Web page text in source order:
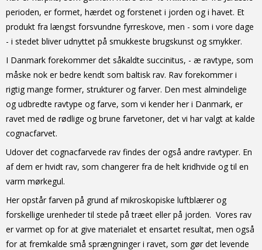
perioden, er formet, hærdet og forstenet i jorden og i havet. Et
produkt fra længst forsvundne fyrreskove, men - som i vore dage
- i stedet bliver udnyttet på smukkeste brugskunst og smykker.
I Danmark forekommer det såkaldte succinitus, - æ ravtype, som
måske nok er bedre kendt som baltisk rav. Rav forekommer i
rigtig mange former, strukturer og farver. Den mest almindelige
og udbredte ravtype og farve, som vi kender her i Danmark, er
ravet med de rødlige og brune farvetoner, det vi har valgt at kalde
cognacfarvet.
Udover det cognacfarvede rav findes der også andre ravtyper. En
af dem er hvidt rav, som changerer fra de helt kridhvide og til en
varm mørkegul.
Her opstår farven på grund af mikroskopiske luftblærer og
forskellige urenheder til stede på træet eller på jorden. Vores rav
er varmet op for at give materialet et ensartet resultat, men også
for at fremkalde små sprængninger i ravet, som gør det levende